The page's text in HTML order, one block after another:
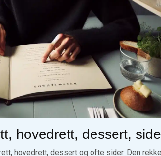
hovedrett, dessert,
hovedrett, dessert og ofte sider. Den